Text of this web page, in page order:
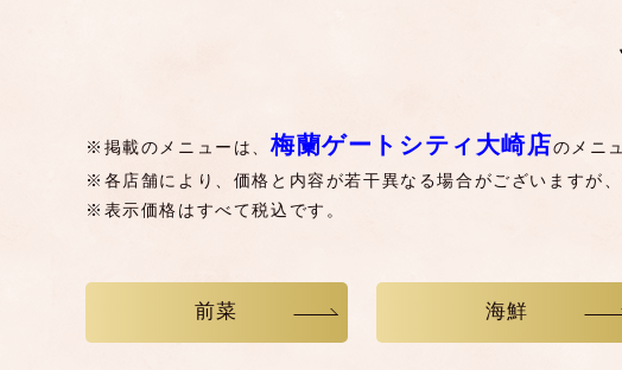
※掲載のメニューは、梅蘭ゲートシティ大崎店のメニ
※各店舗により、価格と内容が若干異なる場合がございますが、
※表示価格はすべて税込です。
前菜 海鮮